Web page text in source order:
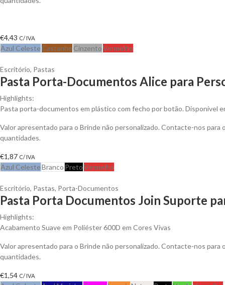
€4,43 C/ IVA
Azul Celeste Castanho CinzentoVermelho
Escritório, Pastas
Pasta Porta-Documentos Alice para
Highlights:
Pasta porta-documentos em plástico com fecho por botão. Disponível
Valor apresentado para o Brinde não personalizado. Contacte-nos
quantidades.
€1,87 C/ IVA
Azul CelesteBranco PretoVermelho
Escritório, Pastas, Porta-Documentos
Pasta Porta Documentos Join Suporte
Highlights:
Acabamento Suave em Poliéster 600D em Cores Vivas
Valor apresentado para o Brinde não personalizado. Contacte-nos
quantidades.
€1,54 C/ IVA